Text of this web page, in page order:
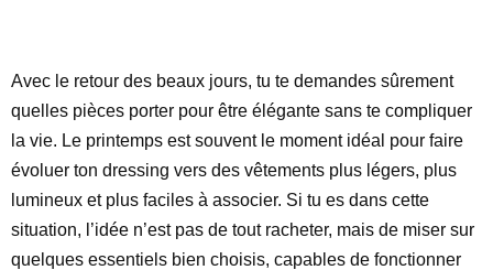
Avec le retour des beaux jours, tu te demandes sûrement
quelles pièces porter pour être élégante sans te compliquer
la vie. Le printemps est souvent le moment idéal pour faire
évoluer ton dressing vers des vêtements plus légers, plus
lumineux et plus faciles à associer. Si tu es dans cette
situation, l’idée n’est pas de tout racheter, mais de miser sur
quelques essentiels bien choisis, capables de fonctionner